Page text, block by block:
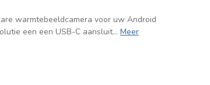
warmtebeeldcamera voor uw Android
een een USB-C aansluit... Meer